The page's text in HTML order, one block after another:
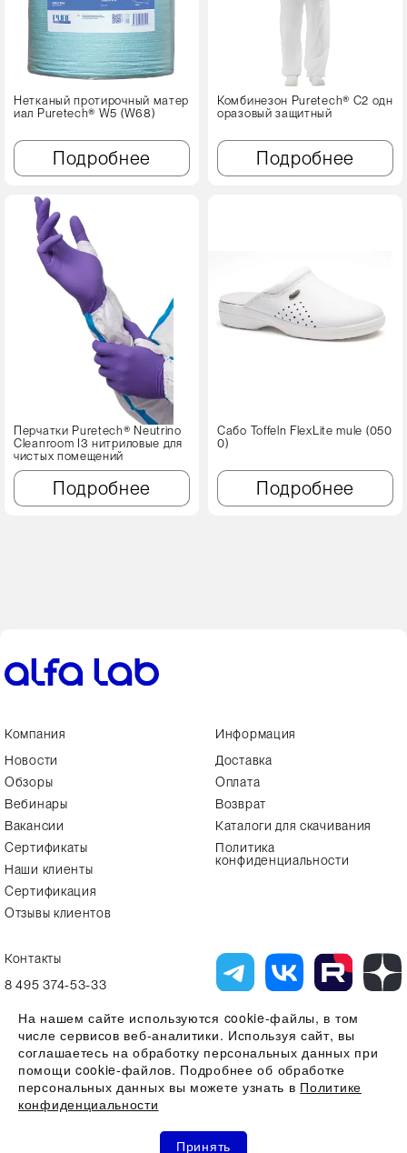
Нетканый протирочный матер
иал Puretech® W5 (W68)
Подробнее
Комбинезон Puretech® C2 одн
оразовый защитный
Подробнее
Перчатки Puretech® Neutrino
Cleanroom I3 нитриловые для
чистых помещений
Подробнее
Сабо Toffeln FlexLite mule (050
0)
Подробнее
Компания
Новости
Обзоры
Вебинары
Вакансии
Сертификаты
Наши клиенты
Сертификация
Отзывы клиентов
Информация
Доставка
Оплата
Возврат
Каталоги для скачивания
Политика
конфиденциальности
Контакты
8 495 374-53-33
Вся представленная на сайте информация, касающаяся технических
характеристик, наличия на складе, стоимости товаров, носит
информационный характер и ни при каких условиях не является
публичной офертой, определяемой положениями Статьи 437(2)
Гражданского кодекса РФ
Все права защищены 2026 © ООО "Компания Альфа-Лаб" ИНН
На нашем сайте используются cookie-файлы, в том
числе сервисов веб-аналитики. Используя сайт, вы
соглашаетесь на обработку персональных данных при
помощи cookie-файлов. Подробнее об обработке
персональных данных вы можете узнать в Политике
конфиденциальности
Принять